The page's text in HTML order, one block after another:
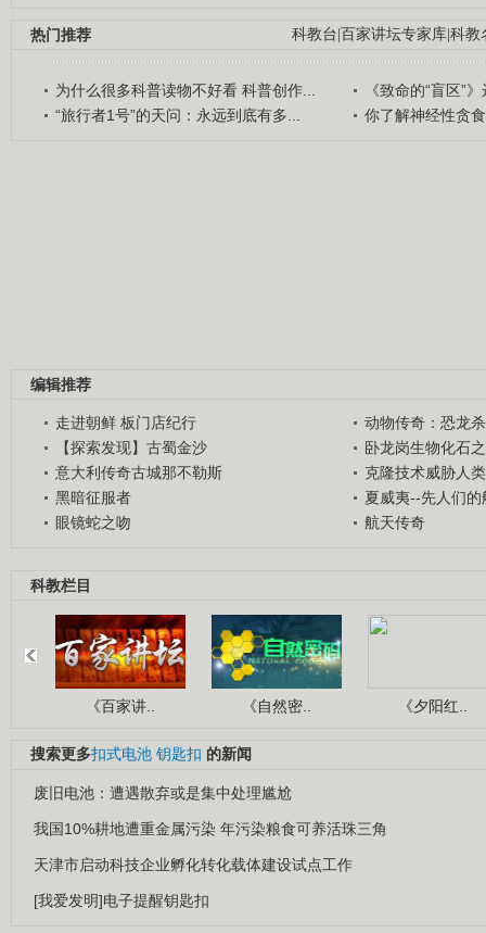
科教台 百家讲坛专家库 科教
热门推荐
为什么很多科普读物不好看 科普创作...
《致命的“盲区”
“旅行者1号”的天问：永远到底有多...
你了解神经性贪
编辑推荐
走进朝鲜 板门店纪行
动物传奇：恐龙
【探索发现】古蜀金沙
卧龙岗生物化石
意大利传奇古城那不勒斯
克隆技术威胁人
黑暗征服者
夏威夷--先人们的
眼镜蛇之吻
航天传奇
科教栏目
《百家讲.. 《自然密.. 《夕阳红..
搜索更多扣式电池 钥匙扣 的新闻
废旧电池：遭遇散弃或是集中处理尴尬
我国10%耕地遭重金属污染 年污染粮食可养活珠三角
天津市启动科技企业孵化转化载体建设试点工作
[我爱发明]电子提醒钥匙扣